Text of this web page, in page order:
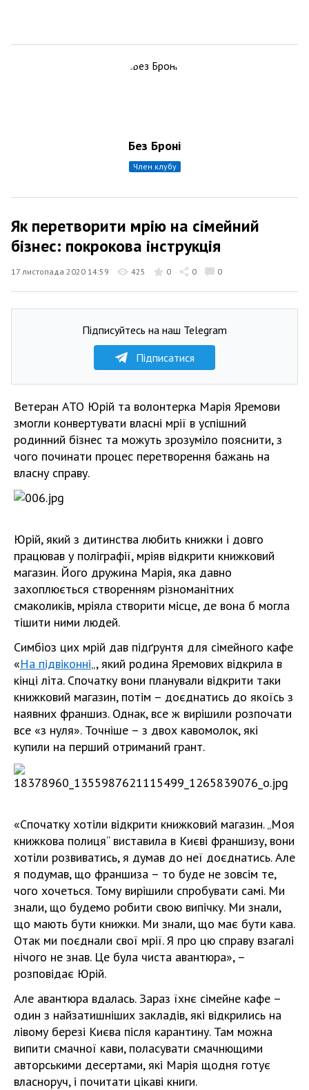
Без Броні
член клубу
Як перетворити мрію на сімейний
бізнес: покрокова інструкція
17 листопада 2020 14:59 425 0 0 0
Підписуйтесь на наш Telegram
Підписатися
Ветеран АТО Юрій та волонтерка Марія Яремови
змогли конвертувати власні мрії в успішний
родинний бізнес та можуть зрозуміло пояснити, з
чого починати процес перетворення бажань на
власну справу.
Юрій, який з дитинства любить книжки і довго
працював у поліграфії, мріяв відкрити книжковий
магазин. Його дружина Марія, яка давно
захоплюється створенням різноманітних
смаколиків, мріяла створити місце, де вона б могла
тішити ними людей.
Симбіоз цих мрій дав підґрунтя для сімейного кафе
«На підвіконні„, який родина Яремових відкрила в
кінці літа. Спочатку вони планували відкрити таки
книжковий магазин, потім – доєднатись до якоїсь з
наявних франшиз. Однак, все ж вирішили розпочати
все «з нуля». Точніше – з двох кавомолок, які
купили на перший отриманий грант.
«Спочатку хотіли відкрити книжковий магазин. „Моя
книжкова полиця“ виставила в Києві франшизу, вони
хотіли розвиватись, я думав до неї доєднатись. Але
я подумав, що франшиза – то буде не зовсім те,
чого хочеться. Тому вирішили спробувати самі. Ми
знали, що будемо робити свою випічку. Ми знали,
що мають бути книжки. Ми знали, що має бути кава.
Отак ми поєднали свої мрії. Я про цю справу взагалі
нічого не знав. Це була чиста авантюра», –
розповідає Юрій.
Але авантюра вдалась. Зараз їхнє сімейне кафе –
один з найзатишніших закладів, які відкрились на
лівому березі Києва після карантину. Там можна
випити смачної кави, поласувати смачнющими
авторськими десертами, які Марія щодня готує
власноруч, і почитати цікаві книги.